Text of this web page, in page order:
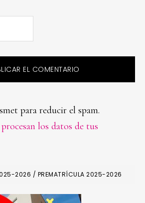
para reducir el spam.
los datos de tus
2026 / PREMATRÍCULA 2025-2026